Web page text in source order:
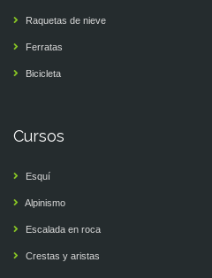
Raquetas de nieve
Ferratas
Bicicleta
Cursos
Esquí
Alpinismo
Escalada en roca
Crestas y aristas